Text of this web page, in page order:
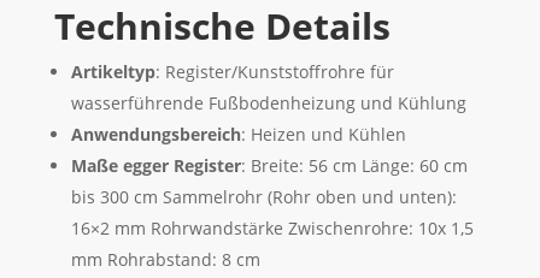
Technische Details
Artikeltyp: Register/Kunststoffrohre für
wasserführende Fußbodenheizung und Kühlung
Anwendungsbereich: Heizen und Kühlen
Maße egger Register: Breite: 56 cm Länge: 60 cm
bis 300 cm Sammelrohr (Rohr oben und unten):
16×2 mm Rohrwandstärke Zwischenrohre: 10x 1,5
mm Rohrabstand: 8 cm